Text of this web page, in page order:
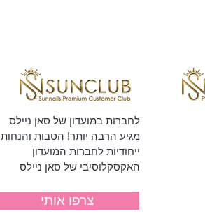
לחברות במועדון של סאן ניילס
מגיע הרבה יותר! הטבות והנחות
ייחודיות לחברות המועדון
האקסקלוסיבי של סאן ניילס
צרפו אותי